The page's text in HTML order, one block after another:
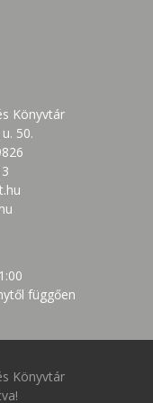
Könyvtár
50.
függően
Könyvtár